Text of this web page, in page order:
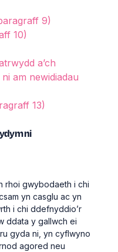
9)
10)
a’ch
am newidiadau
13)
ni
rhoi gwybodaeth i chi
yn casglu ac yn
i chi ddefnyddio’r
ddata y gallwch ei
gyda ni, yn cyflwyno
agored neu